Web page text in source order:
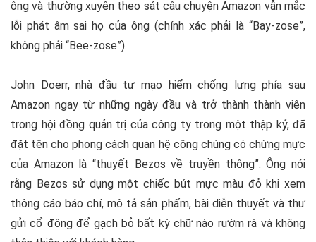
ông và thường xuyên theo sát câu chuyện Amazon vẫn mắc
lỗi phát âm sai họ của ông (chính xác phải là “Bay-zose”,
không phải “Bee-zose”).
John Doerr, nhà đầu tư mạo hiểm chống lưng phía sau
Amazon ngay từ những ngày đầu và trở thành thành viên
trong hội đồng quản trị của công ty trong một thập kỷ, đã
đặt tên cho phong cách quan hệ công chúng có chừng mực
của Amazon là “thuyết Bezos về truyền thông”. Ông nói
rằng Bezos sử dụng một chiếc bút mực màu đỏ khi xem
thông cáo báo chí, mô tả sản phẩm, bài diễn thuyết và thư
gửi cổ đông để gạch bỏ bất kỳ chữ nào rườm rà và không